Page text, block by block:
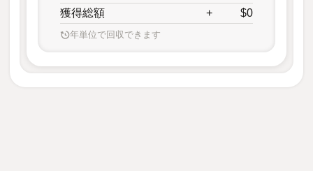
獲得総額
+ $0
年単位で回収できます